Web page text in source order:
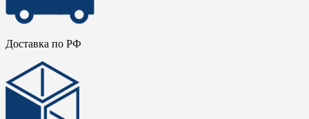
Доставка по РФ